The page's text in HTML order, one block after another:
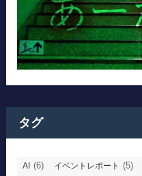
タグ
AI (6) イベントレポート (5)